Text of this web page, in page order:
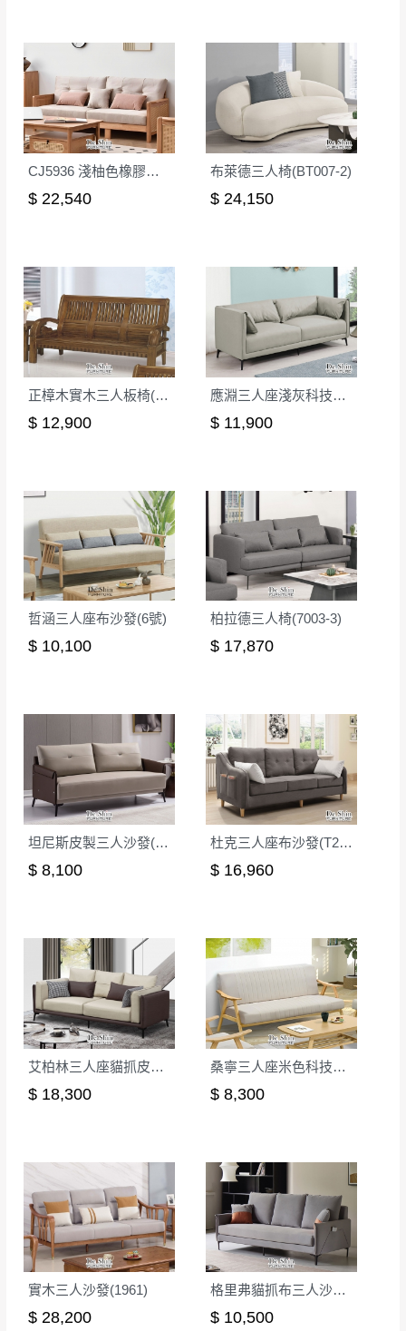
CJ5936 淺柚色橡膠木實木沙發三人位
$ 22,540
布萊德三人椅(BT007-2)
$ 24,150
正樟木實木三人板椅(608)|木板椅
$ 12,900
應淵三人座淺灰科技布沙發(30)
$ 11,900
哲涵三人座布沙發(6號)
$ 10,100
柏拉德三人椅(7003-3)
$ 17,870
坦尼斯皮製三人沙發(2126)
$ 8,100
杜克三人座布沙發(T209-2)
$ 16,960
艾柏林三人座貓抓皮沙發(KL21-08)
$ 18,300
桑寧三人座米色科技布沙發
$ 8,300
實木三人沙發(1961)
$ 28,200
格里弗貓抓布三人沙發(2007)
$ 10,500